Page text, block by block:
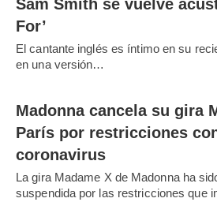
Sam Smith se vuelve
For’
El cantante inglés es íntimo en su
en una versión…
Madonna cancela su gira
París por restricciones
coronavirus
La gira Madame X de Madonna ha
suspendida por las restricciones que